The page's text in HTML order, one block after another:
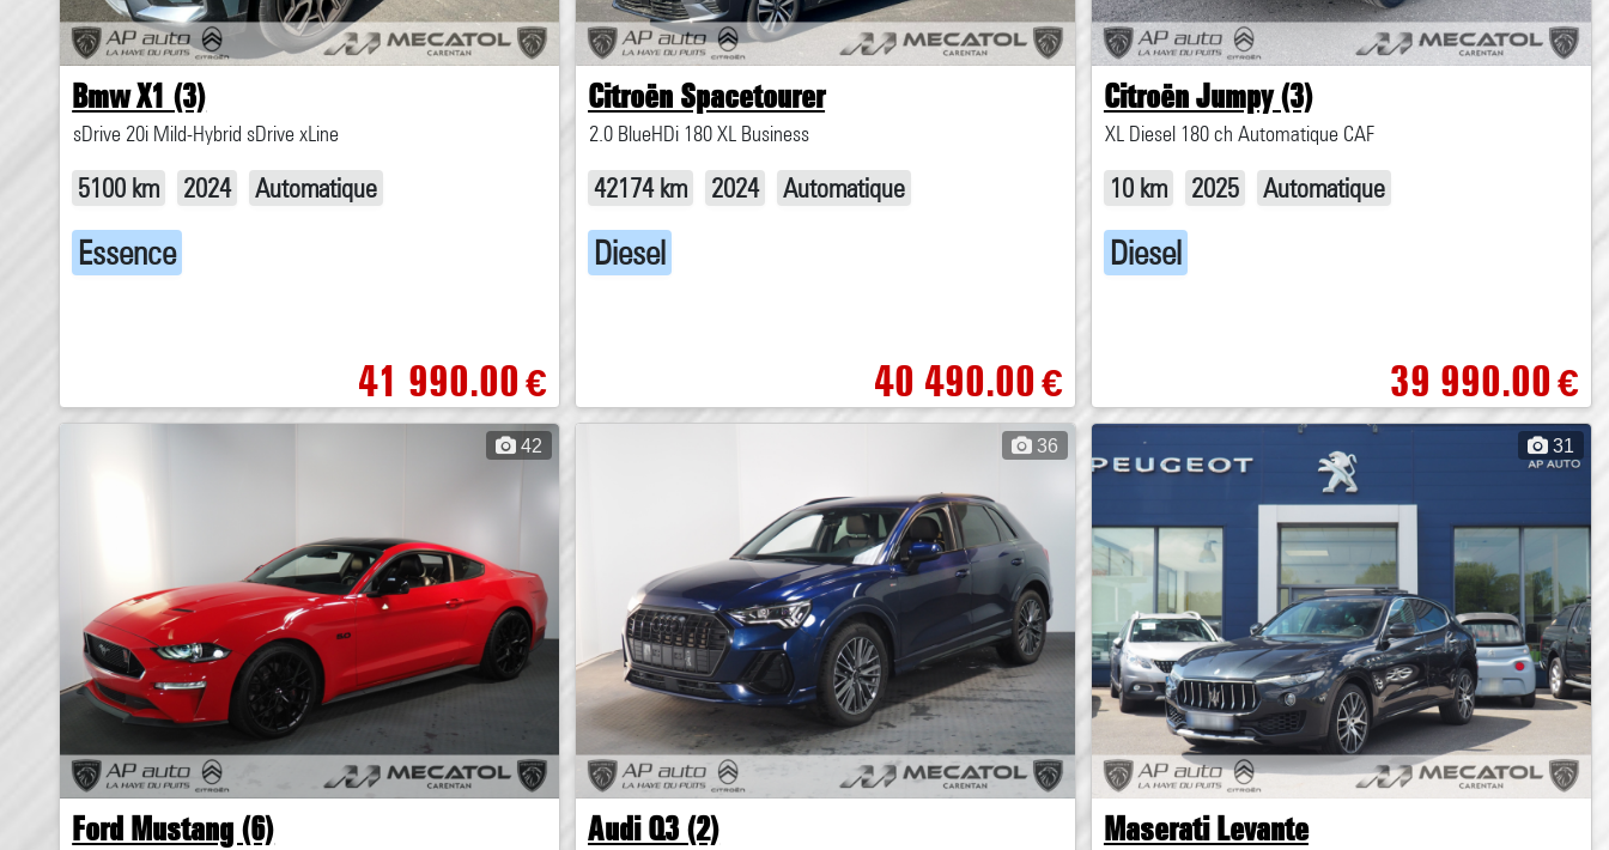
Bmw X1 (3)
sDrive 20i Mild-Hybrid sDrive xLine
5100 km 2024 Automatique
Essence
41 990.00€
Citroën Spacetourer
2.0 BlueHDi 180 XL Business
42174 km 2024 Automatique
Diesel
40 490.00€
Citroën Jumpy (3)
XL Diesel 180 ch Automatique CAF
10 km 2025 Automatique
Diesel
39 990.00€
42
Ford Mustang (6)
36
Audi Q3 (2)
31
Maserati Levante